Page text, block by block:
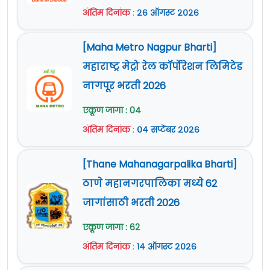
अंतिम दिनांक: २६ ऑगस्ट २०२६
[Maha Metro Nagpur Bharti]
महाराष्ट्र मेट्रो रेल कॉर्पोरेशन लिमिटेड
नागपूर भरती 2026
एकूण जागा : 04
अंतिम दिनांक: ०४ सप्टेंबर २०२६
[Thane Mahanagarpalika Bharti]
ठाणे महानगरपालिका मध्ये 62
जागांसाठी भरती 2026
एकूण जागा : 62
अंतिम दिनांक: १४ ऑगस्ट २०२६